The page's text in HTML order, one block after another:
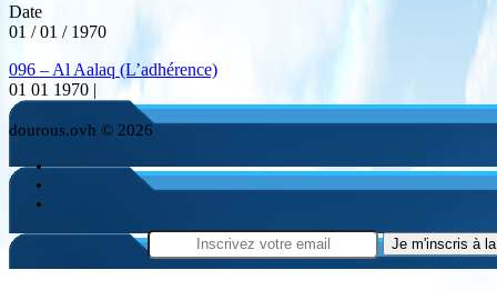
Date
01 / 01 / 1970
096 – Al Aalaq (L’adhérence)
01 01 1970 |
dourous.ovh © 2026